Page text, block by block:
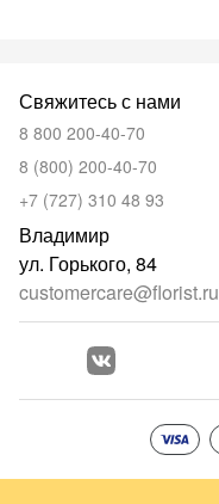
Свяжитесь с нами
8 800 200-40-70
8 (800) 200-40-70
+7 (727) 310 48 93
Владимир
ул. Горького, 84
customercare@florist.ru